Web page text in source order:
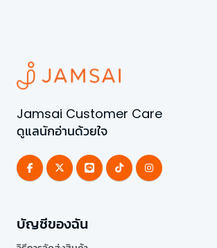
Jamsai Customer Care
ดูแลนักอ่านด้วยใจ
บัญชีของฉัน